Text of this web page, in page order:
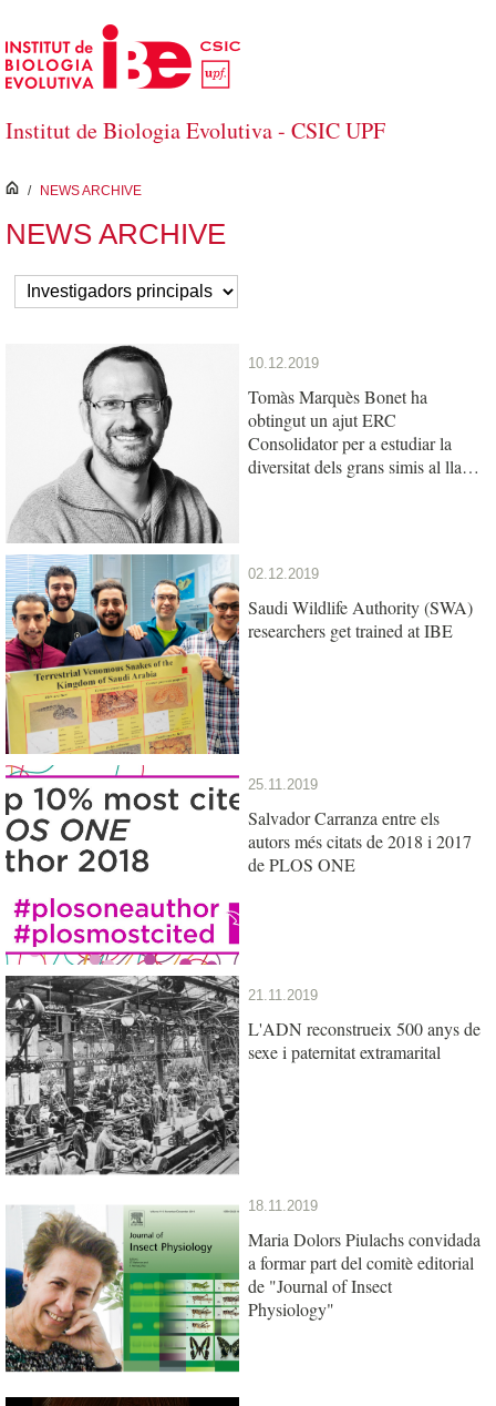
Salta al contingut principal
Institut de Biologia Evolutiva - CSIC UPF
inici
/ NEWS ARCHIVE
NEWS ARCHIVE
10.12.2019
Tomàs Marquès Bonet ha
obtingut un ajut ERC
Consolidator per a estudiar la
diversitat dels grans simis al llarg
02.12.2019
Saudi Wildlife Authority (SWA)
researchers get trained at IBE
25.11.2019
Salvador Carranza entre els
autors més citats de 2018 i 2017
de PLOS ONE
21.11.2019
L'ADN reconstrueix 500 anys de
sexe i paternitat extramarital
18.11.2019
Maria Dolors Piulachs convidada
a formar part del comitè editorial
de "Journal of Insect
Physiology"